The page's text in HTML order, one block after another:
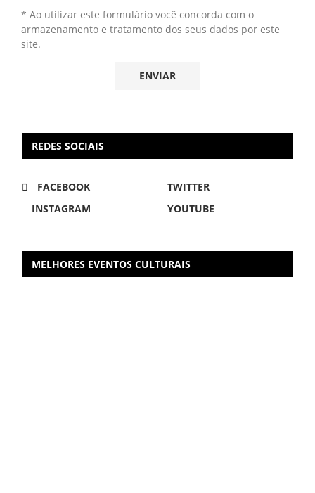
* Ao utilizar este formulário você concorda com o
armazenamento e tratamento dos seus dados por este
site.
REDES SOCIAIS
FACEBOOK
TWITTER
INSTAGRAM
YOUTUBE
MELHORES EVENTOS CULTURAIS